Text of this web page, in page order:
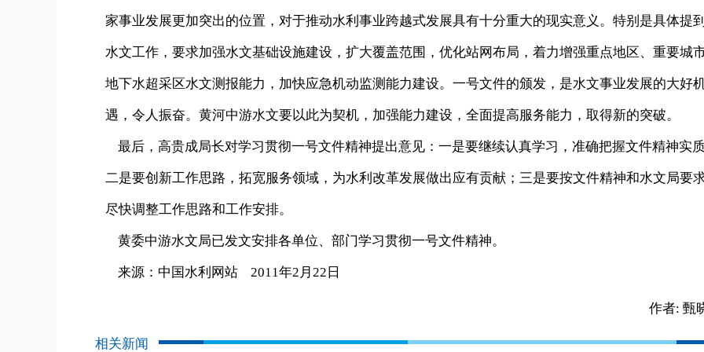
家事业发展更加突出的位置，对于推动水利事业跨越式发展具有十分重大的现实意义。特别是具体提
水文工作，要求加强水文基础设施建设，扩大覆盖范围，优化站网布局，着力增强重点地区、重要城
地下水超采区水文测报能力，加快应急机动监测能力建设。一号文件的颁发，是水文事业发展的大好
遇，令人振奋。黄河中游水文要以此为契机，加强能力建设，全面提高服务能力，取得新的突破。
最后，高贵成局长对学习贯彻一号文件精神提出意见：一是要继续认真学习，准确把握文件精神实
二是要创新工作思路，拓宽服务领域，为水利改革发展做出应有贡献；三是要按文件精神和水文局要
尽快调整工作思路和工作安排。
黄委中游水文局已发文安排各单位、部门学习贯彻一号文件精神。
来源：中国水利网站 2011年2月22日
作者: 甄
相关新闻